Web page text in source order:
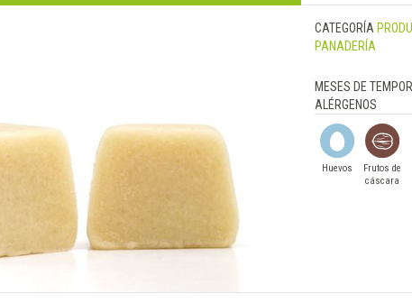
CATEGORÍA
PANADERÍA
MESES DE
ALÉRGENOS
Huevos
Frutos de
cáscara